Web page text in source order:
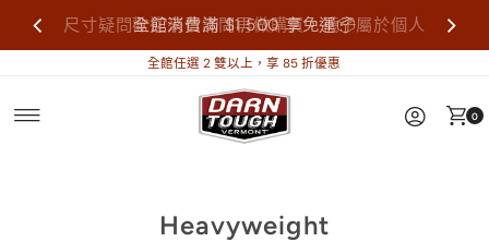
尺寸疑問歡迎來信詢問再做購買，襪子屬於個人
衛生用品，售出不做退換貨。
全館消費滿 $1,500 享免運📦
全館任選 2 雙以上，享 85 折優惠
0
Heavyweight